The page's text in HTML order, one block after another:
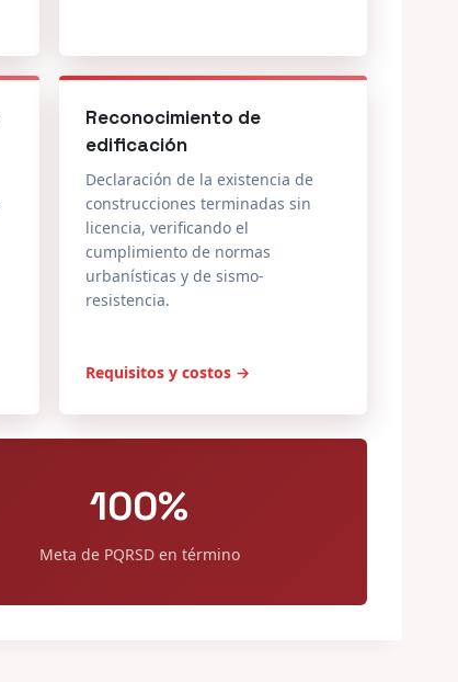
Reconocimiento de
edificación
Declaración de la existencia de
construcciones terminadas sin
licencia, verificando el
cumplimiento de normas
urbanísticas y de sismo-
resistencia.
Requisitos y costos →
100%
Meta de PQRSD en término